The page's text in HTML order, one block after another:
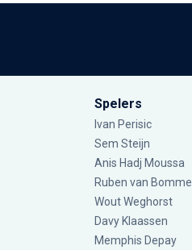
Spelers
Ivan Perisic
Sem Steijn
Anis Hadj Moussa
Ruben van Bommel
Wout Weghorst
Davy Klaassen
Memphis Depay